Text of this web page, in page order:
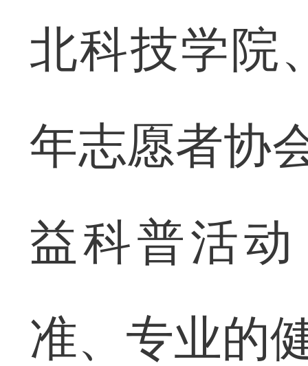
北科技学院
年志愿者协
益科普活
准、专业的